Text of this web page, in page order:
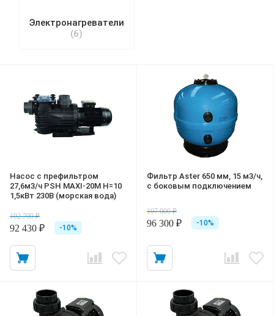
Электронагреватели
(6)
Насос с префильтром
27,6м3/ч PSH MAXI-20M Н=10
1,5кВт 230В (морская вода)
102 700 ₽
92 430 ₽ -10%
Фильтр Aster 650 мм, 15 м3/ч,
с боковым подключениeм
107 000 ₽
96 300 ₽ -10%